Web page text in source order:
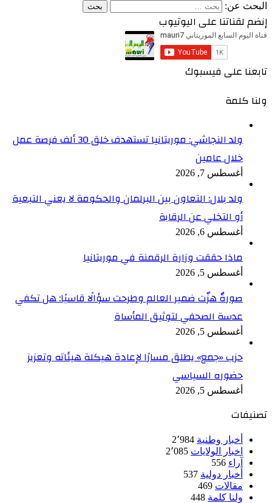
البحث عن:
إنضم لقناتنا على اليوتيوب
تابعنا على فيسبوك
ولنا كلمة
ولد النجاشي: موريتانيا تستهدف خلق 30 ألف فرصة عمل
خلال عامين
أغسطس 7, 2026
ولد بلال: التعاون بين البرلمان والحكومة لا يعني التبعية
أو التخلي عن الرقابة
أغسطس 6, 2026
ماذا حققت وزارة الرقمنة في موريتانيا
أغسطس 5, 2026
صورةٌ هزّت ضمير العالم وطرحت سؤالًا قاسيًا: هل تكفي
عدسة الصحفي لتوثيق المأساة
أغسطس 5, 2026
حزب «جمع» يطلق مسارًا لإعادة هيكلة هيئاته وتعزيز
حضوره السياسي
أغسطس 5, 2026
تصنيفات
أخبار وطنية 2٬984
اخبار الولايات 2٬085
آراء 556
أخبار دولية 537
مقالات 469
ولنا كلمة 448